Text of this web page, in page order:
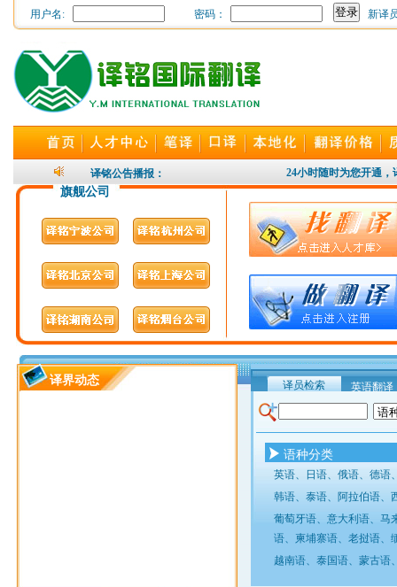
用户名: 密码： 新译
译铭公告播报： 24小时随时为您开通，
旗舰公司
译界动态 译员检索 英语翻译
语种分类
英语、 日语、 俄语、 德语
韩语、 泰语、 阿拉伯语、
葡萄牙语、 意大利语、 马
语、 柬埔寨语、 老挝语、
越南语、 泰国语、 蒙古语